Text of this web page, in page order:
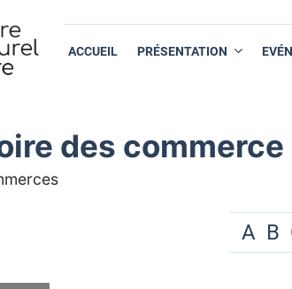
ACCUEIL PRÉSENTATION
des commerce
A B